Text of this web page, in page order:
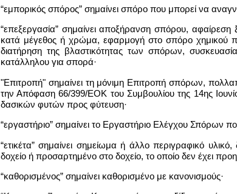
“εμπορικός σπόρος” σημαίνει σπόρο που μπορεί να
“επεξεργασία” σημαίνει αποξήρανση σπόρου,
κατά μέγεθος ή χρώμα, εφαρμογή στο σπόρο χημικού
διατήρηση της βλαστικότητας των σπόρων,
κατάλληλου για σπορά·
"Επιτροπή" σημαίνει τη μόνιμη Επιτροπή σπόρων,
την Απόφαση 66/399/ΕΟΚ του Συμβουλίου της 14ης
δασικών φυτών προς φύτευση·
“εργαστήριο” σημαίνει το Εργαστήριο Ελέγχου Σπόρων
“ετικέτα” σημαίνει σημείωμα ή άλλο περιγραφικό
δοχείο ή προσαρτημένο στο δοχείο, το οποίο δεν έχει
“καθορισμένος” σημαίνει καθορισμένο με κανονισμούς·